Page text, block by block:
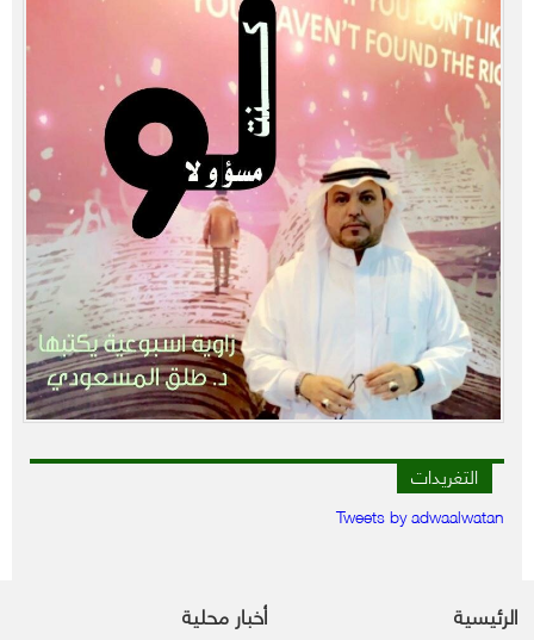
التغريدات
Tweets by adwaalwatan
الرئيسية
أخبار محلية